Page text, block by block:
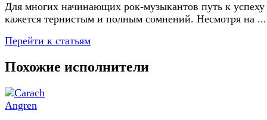
Для многих начинающих рок-музыкантов путь к успеху
кажется тернистым и полным сомнений. Несмотря на ...
Перейти к статьям
Похожие исполнители